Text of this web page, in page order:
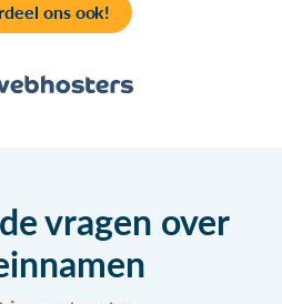
ons ook!
vragen over